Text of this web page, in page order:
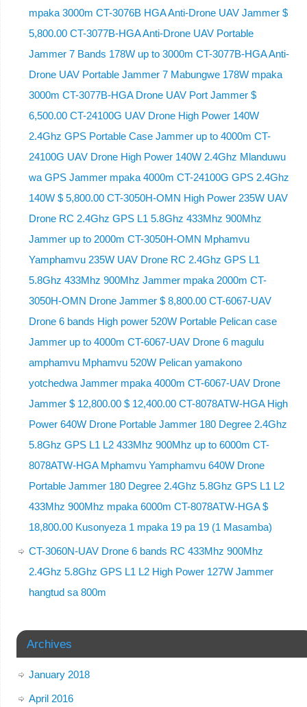
mpaka 3000m CT-3076B HGA Anti-Drone UAV Jammer $
5,800.00 CT-3077B-HGA Anti-Drone UAV Portable
Jammer 7 Bands 178W up to 3000m CT-3077B-HGA Anti-
Drone UAV Portable Jammer 7 Mabungwe 178W mpaka
3000m CT-3077B-HGA Drone UAV Port Jammer $
6,500.00 CT-24100G UAV Drone High Power 140W
2.4Ghz GPS Portable Case Jammer up to 4000m CT-
24100G UAV Drone High Power 140W 2.4Ghz Mlanduwu
wa GPS Jammer mpaka 4000m CT-24100G GPS 2.4Ghz
140W $ 5,800.00 CT-3050H-OMN High Power 235W UAV
Drone RC 2.4Ghz GPS L1 5.8Ghz 433Mhz 900Mhz
Jammer up to 2000m CT-3050H-OMN Mphamvu
Yamphamvu 235W UAV Drone RC 2.4Ghz GPS L1
5.8Ghz 433Mhz 900Mhz Jammer mpaka 2000m CT-
3050H-OMN Drone Jammer $ 8,800.00 CT-6067-UAV
Drone 6 bands High power 520W Portable Pelican case
Jammer up to 4000m CT-6067-UAV Drone 6 magulu
amphamvu Mphamvu 520W Pelican yamakono
yotchedwa Jammer mpaka 4000m CT-6067-UAV Drone
Jammer $ 12,800.00 $ 12,400.00 CT-8078ATW-HGA High
Power 640W Drone Portable Jammer 180 Degree 2.4Ghz
5.8Ghz GPS L1 L2 433Mhz 900Mhz up to 6000m CT-
8078ATW-HGA Mphamvu Yamphamvu 640W Drone
Portable Jammer 180 Degree 2.4Ghz 5.8Ghz GPS L1 L2
433Mhz 900Mhz mpaka 6000m CT-8078ATW-HGA $
18,800.00 Kusonyeza 1 mpaka 19 pa 19 (1 Masamba)
CT-3060N-UAV Drone 6 bands RC 433Mhz 900Mhz
2.4Ghz 5.8Ghz GPS L1 L2 High Power 127W Jammer
hangtud sa 800m
Archives
January 2018
April 2016